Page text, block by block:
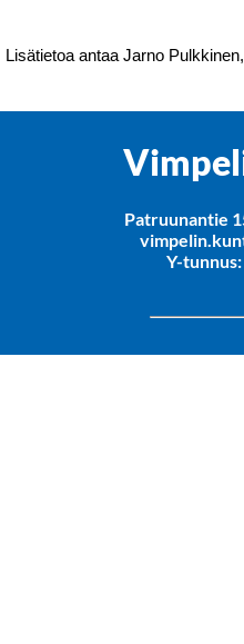
Lisätietoa antaa Jarno
Patruunantie
Y-